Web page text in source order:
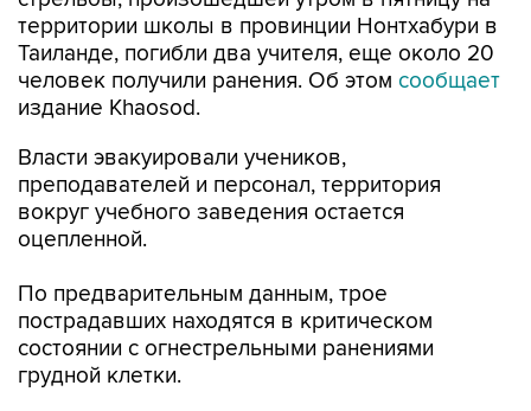
территории школы в провинции Нонтхабури в
Таиланде, погибли два учителя, еще около 20
человек получили ранения. Об этом сообщает
издание Khaosod.
Власти эвакуировали учеников,
преподавателей и персонал, территория
вокруг учебного заведения остается
оцепленной.
По предварительным данным, трое
пострадавших находятся в критическом
состоянии с огнестрельными ранениями
грудной клетки.